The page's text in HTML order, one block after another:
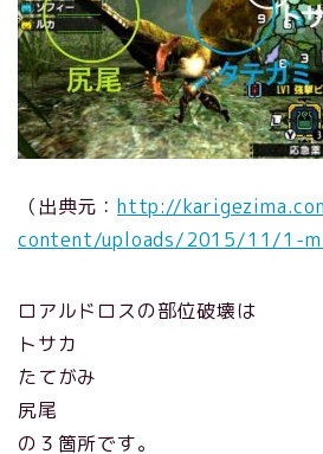
（出典元： http://
content/uploads/2015/11/1-
ロアルドロスの部位破壊は
トサカ
たてがみ
尻尾
の３箇所です。